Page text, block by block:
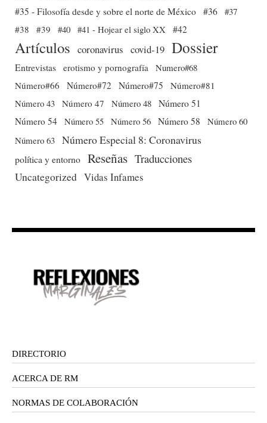
#35 - Filosofía desde y sobre el norte de México #36 #37
#38
#39 #40 #41 - Hojear el siglo XX #42
Artículos coronavirus covid-19 Dossier
Entrevistas erotismo y pornografía
Numero#68
Número#66
Número#72 Número#75
Número#81
Número 43 Número 47 Número 48 Número 51
Número 54 Número 55 Número 56 Número 58
Número 60
Número 63 Número Especial 8: Coronavirus
política y entorno Reseñas Traducciones
Uncategorized Vidas Infames
DIRECTORIO
ACERCA DE RM
NORMAS DE COLABORACIÓN